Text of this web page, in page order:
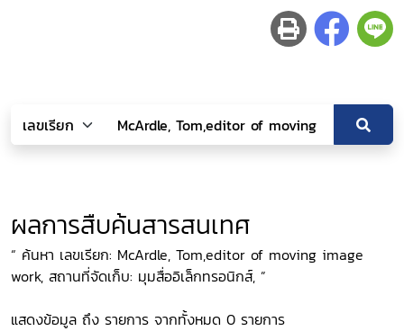
ผลการสืบค้นสารสนเทศ
“ ค้นหา เลขเรียก: McArdle, Tom,editor of moving image
work, สถานที่จัดเก็บ: มุมสื่ออิเล็กทรอนิกส์, ”
แสดงข้อมูล ถึง รายการ จากทั้งหมด 0 รายการ